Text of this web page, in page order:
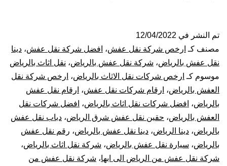
عفش
بالرياض
فك
تركيب
تغليف
تم النشر في 12/04/2022
مصنف كـ ارخص شركة نقل عفش، افضل شركة نقل عفش، دينا
نقل عفش بالرياض، شركة نقل عفش بالرياض، نقل اثاث بالرياض
موسوم كـ ارخص شركات نقل الاثاث بالرياض، ارخص شركة نقل
العفش بالرياض، ارقام شركات نقل عفش، ارقام نقل عفش
بالرياض، افضل شركات نقل اثاث بالرياض، افضل شركات نقل
العفش بالرياض، حقين نقل عفش شرق الرياض، دباب نقل عفش
بالرياض، دينا الرياض، دينا نقل عفش بالرياض، رقم نقل عفش
بالرياض، سيارة نقل عفش بالرياض، شركة نقل اثاث بالرياض،
شركة نقل عفش من الرياض الى ابها، شركة نقل عفش من